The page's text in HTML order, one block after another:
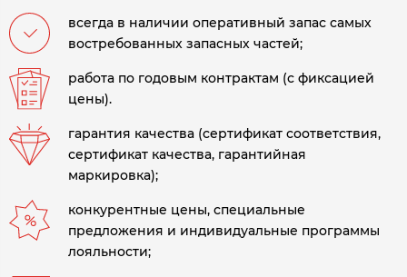
всегда в наличии оперативный запас самых
востребованных запасных частей;
работа по годовым контрактам (с фиксацией
цены).
гарантия качества (сертификат соответствия,
сертификат качества, гарантийная
маркировка);
конкурентные цены, специальные
предложения и индивидуальные программы
лояльности;